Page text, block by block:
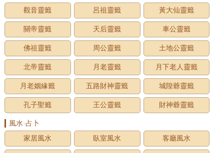
觀音靈籤
呂祖靈籤 黃大仙靈籤
關帝靈籤 天后靈籤 車公靈籤
佛祖靈籤 周公靈籤 土地公靈籤
北帝靈籤 月老靈籤 月下老人靈籤
月老姻緣籤 五路財神靈籤 城隍爺靈籤
孔子聖籤 王公靈籤 財神爺靈籤
風水·占卜
家居風水
臥室風水 客廳風水